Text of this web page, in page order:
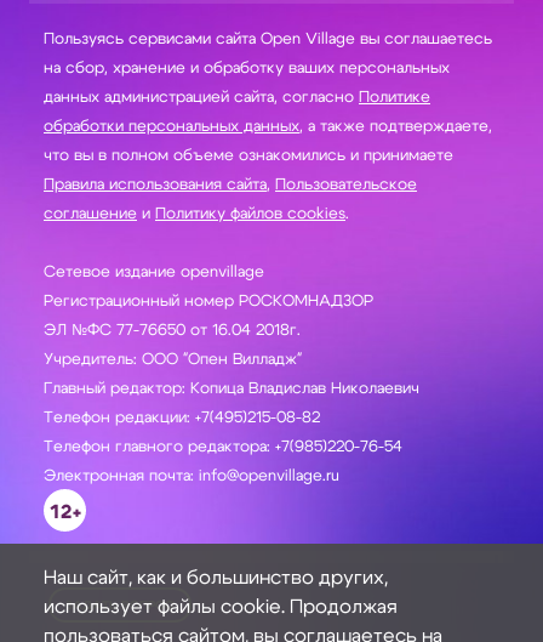
Пользуясь сервисами сайта Open Village вы соглашаетесь
на сбор, хранение и обработку ваших персональных
данных администрацией сайта, согласно
Политике
обработки персональных данных, а также подтверждаете,
что вы в полном объеме ознакомились и принимаете
Правила использования сайта,
Пользовательское
соглашение и Политику файлов cookies.
Сетевое издание openvillage
Регистрационный номер РОСКОМНАДЗОР
ЭЛ №ФС 77-76650 от 16.04 2018г.
Учредитель: ООО "Опен Вилладж"
Главный редактор: Копица Владислав Николаевич
Телефон редакции: +7(495)215-08-82
Телефон главного редактора: +7(985)220-76-54
Электронная почта: info@openvillage.ru
12+
ЗАДАТЬ ВОПРОС
Наш сайт, как и большинство других,
использует файлы cookie. Продолжая
пользоваться сайтом, вы соглашаетесь на